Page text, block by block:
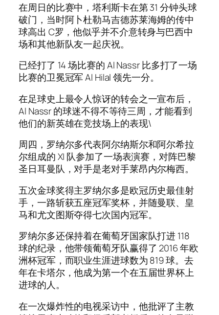
在周日的比赛中，塔利斯卡在第 31 分钟头球
破门，当时阿卜杜勒马吉德苏莱海姆的传中
球高出 C罗，他似乎并不介意转身与巴西中
场和其他新队友一起庆祝。
已经打了 14 场比赛的 Al Nassr 比多打了一场
比赛的卫冕冠军 Al Hilal 领先一分。
在足球史上最令人惊讶的转会之一宣布后，
Al Nassr 的球迷不得不等待三周，才能看到
他们的新英雄在竞技场上的表现\
周四，罗纳尔多代表阿尔纳斯尔和阿尔希拉
尔组成的 XI 队参加了一场表演赛，对阵巴黎
圣日耳曼队，对手是老对手莱昂内尔梅西。
五次金球奖得主罗纳尔多是欧冠历史最佳射
手，一路斩获五座冠军奖杯，并随曼联、皇
马和尤文图斯夺得七次国内冠军。
罗纳尔多还保持着在葡萄牙国家队打进 118
球的纪录，他带领葡萄牙队赢得了 2016 年欧
洲杯冠军，而职业生涯进球数为 819 球。去
年在卡塔尔，他成为第一个在五届世界杯上
进球的人。
在一次爆炸性的电视采访中，他批评了主教